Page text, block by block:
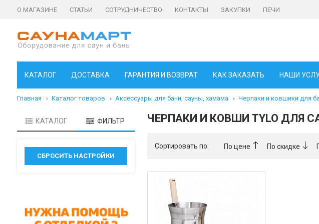
О МАГАЗИНЕ СТАТЬИ СОТРУДНИЧЕСТВО КОНТАКТЫ ЗАКУПКИ ПЕЧИ
КАТАЛОГ ДОСТАВКА ГАРАНТИЯ И ВОЗВРАТ КАК ЗАКАЗАТЬ НАШИ
Главная Каталог товаров Аксессуары для бани, сауны, хамама Черпаки и ковшики для
КАТАЛОГ ФИЛЬТР ЧЕРПАКИ И КОВШИ TYLO ДЛЯ
Сортировать по: По цене По скидке